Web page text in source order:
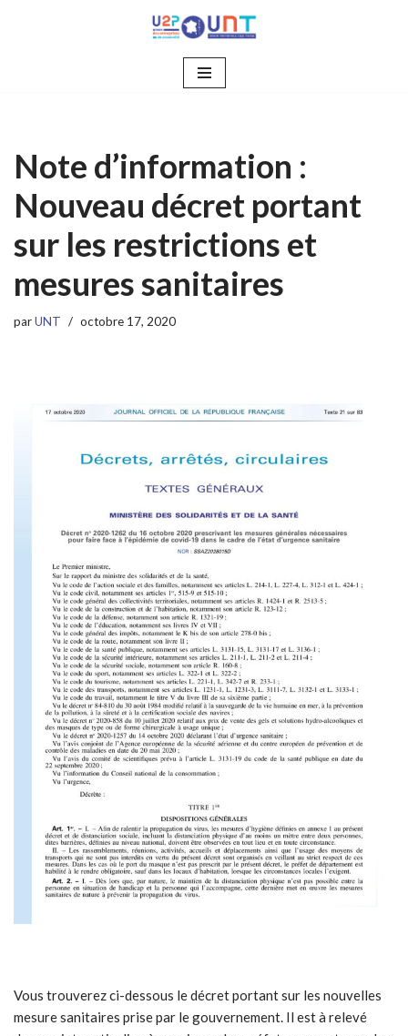
Note d’information :
Nouveau décret portant
sur les restrictions et
mesures sanitaires
parUNT octobre 17, 2020
Vous trouverez ci-dessous le décret portant sur les nouvelles
mesure sanitaires prise par le gouvernement. Il est à relevé